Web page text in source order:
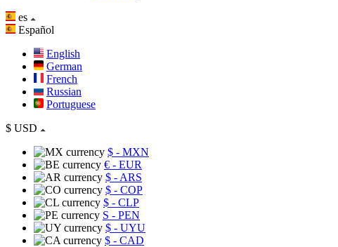
es
Español
English
German
French
Russian
Portuguese
$ USD
$ - MXN
€ - EUR
$ - ARS
$ - COP
$ - CLP
S - PEN
$ - UYU
$ - CAD